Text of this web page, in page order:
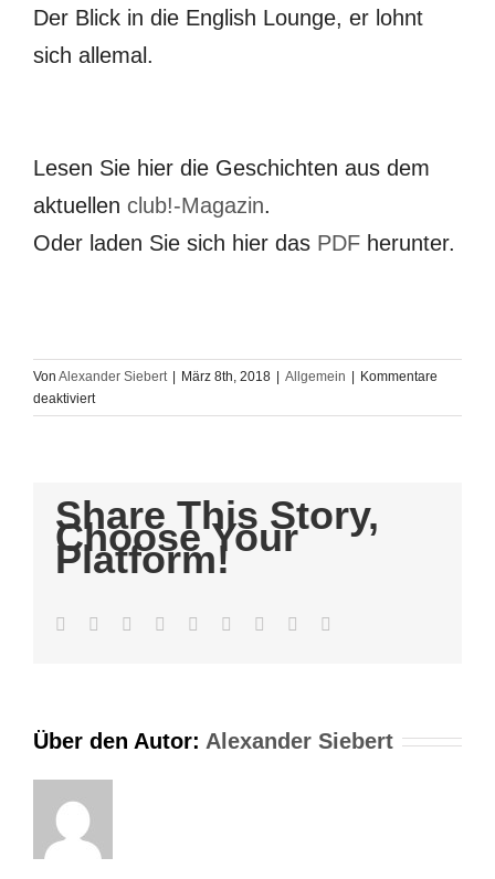
Der Blick in die English Lounge, er lohnt
sich allemal.
Lesen Sie hier die Geschichten aus dem
aktuellen club!-Magazin.
Oder laden Sie sich hier das PDF herunter.
Von Alexander Siebert März 8th, 2018 Allgemein
Kommentare
deaktiviertfür
Hamburg
zum
Thema
Schreiben
Share This Story,
Choose Your
Platform!
Facebook
TwitterLinkedIn
Reddit WhatsApp
TumblrPinterest
Über den Autor: Alexander Siebert